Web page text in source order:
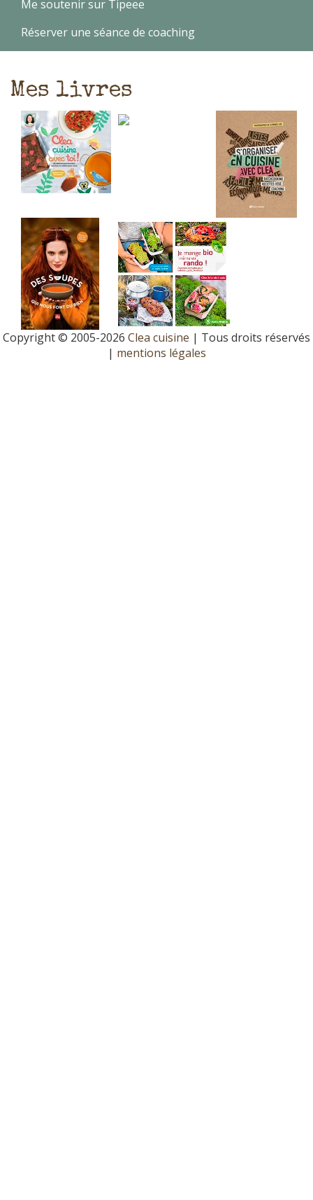
Me soutenir sur Tipeee
Réserver une séance de coaching
Mes livres
Copyright © 2005-2026 Clea cuisine | Tous droits réservés
| mentions légales